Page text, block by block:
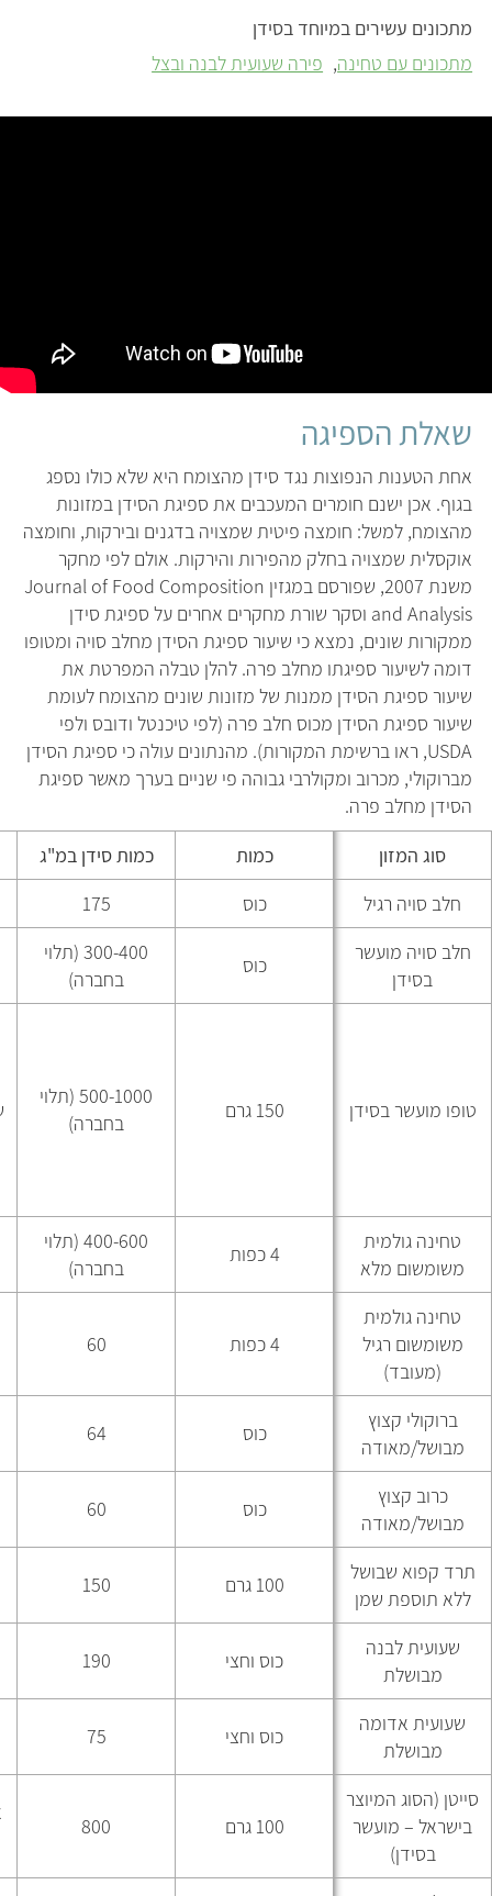
מתכונים עשירים במיוחד בסידן
מתכונים עם טחינה
פירה שעועית לבנה ובצל
שאלת הספיגה
אחת הטענות הנפוצות נגד סידן מהצומח היא שלא כולו נספג
בגוף. אכן ישנם חומרים המעכבים את ספיגת הסידן במזונות
מהצומח, למשל: חומצה פיטית שמצויה בדגנים ובירקות, וחומצה
אוקסלית שמצויה בחלק מהפירות והירקות. אולם לפי מחקר
משנת 2007, שפורסם במגזין Journal of Food Composition
and Analysis וסקר שורת מחקרים אחרים על ספיגת סידן
ממקורות שונים, נמצא כי שיעור ספיגת הסידן מחלב סויה ומטופו
דומה לשיעור ספיגתו מחלב פרה. להלן טבלה המפרטת את
שיעור ספיגת הסידן ממנות של מזונות שונים מהצומח לעומת
שיעור ספיגת הסידן מכוס חלב פרה (לפי טיכנטל ודובס ולפי
USDA, ראו ברשימת המקורות). מהנתונים עולה כי ספיגת הסידן
מברוקולי, מכרוב ומקולרבי גבוהה פי שניים בערך מאשר ספיגת
הסידן מחלב פרה.
סוג המזון
כמות
כמות סידן במ"ג
חלב סויה רגיל
כוס
175
חלב סויה מועשר
בסידן
כוס
300-400 (תלוי
בחברה)
טופו מועשר בסידן 150 גרם
500-1000 (תלוי
בחברה)
טחינה גולמית
משומשום מלא
4 כפות
400-600 (תלוי
בחברה)
טחינה גולמית
משומשום רגיל
(מעובד)
4 כפות 60
ברוקולי קצוץ
מבושל/מאודה
כוס 64
כרוב קצוץ
מבושל/מאודה
כוס 60
תרד קפוא שבושל
ללא תוספת שמן
100 גרם 150
שעועית לבנה
מבושלת
כוס וחצי 190
שעועית אדומה
מבושלת
כוס וחצי 75
סייטן (הסוג המיוצר
בישראל – מועשר
בסידן)
100 גרם 800